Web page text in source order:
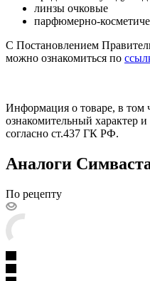
линзы очковые
парфюмерно-
С Постановлением
можно ознакомиться по
Информация о товаре, в том
ознакомительный характер
согласно ст.437 ГК РФ.
Аналоги
По рецепту